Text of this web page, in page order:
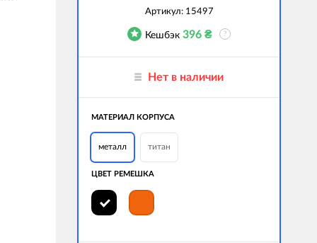
Артикул: 15497
Кешбэк 396 ₴ ?
Нет в наличии
МАТЕРИАЛ КОРПУСА
металл титан
ЦВЕТ РЕМЕШКА